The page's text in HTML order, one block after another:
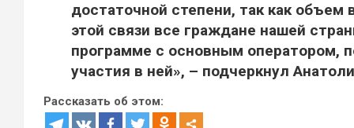
достаточной степени, так как
этой связи все граждане нашей
программе с основным оператором,
участия в ней», – подчеркнул
Рассказать об этом: